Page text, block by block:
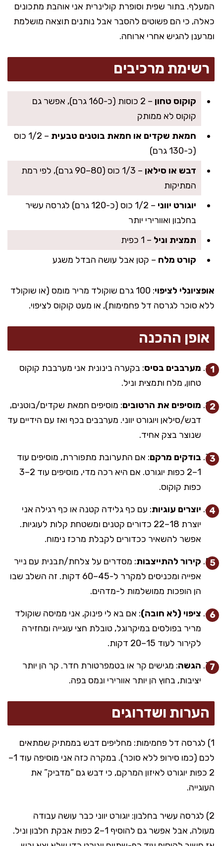
המעלף. בתור שפית וסופרת קולינרית אני אוהבת מתכונים
כאלה, כי הם פשוטים להסבר אבל נותנים תוצאה מושלמת
ומרענן להגיש אחרי ארוחה.
רשימת מרכיבים
קוקוס טחון
– 2 כוסות (כ-160 גרם), אפשר גם
קוקוס לא ממותק
חמאת שקדים או חמאת בוטנים טבעית
– 1/2 כוס
(כ-130 גרם)
דבש או סילאן
– 1/3 כוס (80–90 גרם), לפי רמת
המתיקות
יוגורט יווני
– 1/2 כוס (כ-120 גרם) לגרסה עשיר
בחלבון ואוורירי יותר
תמצית וניל – 1 כפית
קורט מלח – קטן אבל עושה הבדל משגע
אופציונלי לציפוי
: 100 גרם שוקולד מריר מומס (או שוקולד
ללא סוכר לגרסה דל פחמימות), או מעט קוקוס לציפוי.
אופן ההכנה
מערבבים בסיס: בקערה בינונית אני מערבבת קוקוס
טחון, מלח ותמצית וניל.
מוסיפים את הרטובים: מוסיפים חמאת שקדים/בוטנים,
דבש/סילאן ויוגורט יווני. מערבבים בכף ואז עם הידיים עד
שנוצר בצק אחיד.
בודקים מרקם: אם התערובת מתפוררת, מוסיפים עוד
1–2 כפות יוגורט. אם היא רכה מדי, מוסיפים עוד 2–3
כפות קוקוס.
יוצרים עוגיות: עם כף גלידה קטנה או כף רגילה אני
יוצרת 18–22 כדורים קטנים ומשטחת קלות לעוגיות.
אפשר להשאיר ככדורים לקבלת מרכז נימוח.
קירור להתייצבות: מסדרים על צלחת/תבנית עם נייר
אפייה ומכניסים למקרר ל-45–60 דקות. זה השלב שבו
הן הופכות ממושלמות ל-מדהים.
ציפוי (לא חובה): אם בא לי פינוק, אני ממיסה שוקולד
מריר בפולסים במיקרוגל, טובלת חצי עוגייה ומחזירה
לקירור לעוד 15–20 דקות.
הגשה: מגישים קר או בטמפרטורת חדר. קר הן יותר
יציבות, בחוץ הן יותר אוורירי ונמס בפה.
הערות ושדרוגים
1) לגרסה דל פחמימות: מחליפים דבש בממתיק שמתאים
לכם (כמו סירופ ללא סוכר). במקרה כזה אני מוסיפה עוד 1–
2 כפות יוגורט לאיזון המרקם, כי דבש גם “מדביק” את
העוגייה.
2) לגרסה עשיר בחלבון: יוגורט יווני כבר עושה עבודה
מעולה, אבל אפשר גם להוסיף 1–2 כפות אבקת חלבון וניל.